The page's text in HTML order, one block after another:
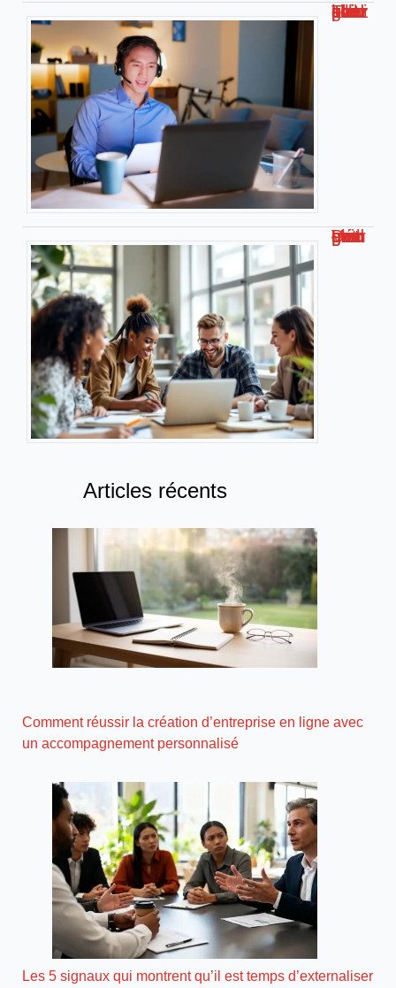
Travailler chez soi pour kiabi : le guide complet !
Découvrez malgrim com : Votre guide complet
Articles récents
Comment réussir la création d’entreprise en ligne avec
un accompagnement personnalisé
Les 5 signaux qui montrent qu’il est temps d’externaliser